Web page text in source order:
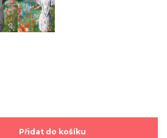
Přidat do košíku